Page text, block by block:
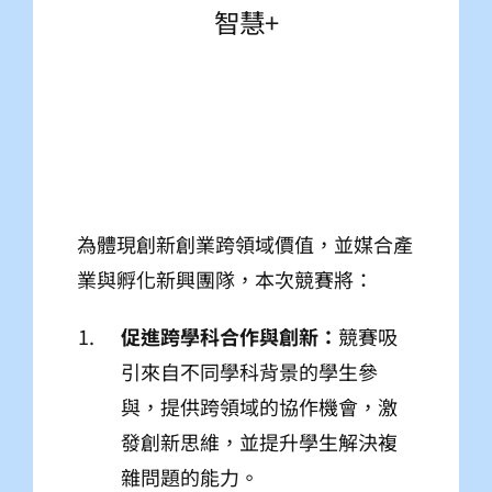
智慧+
為體現創新創業跨領域價值，並媒合產
業與孵化新興團隊，本次競賽將：
促進跨學科合作與創新： 競賽吸
引來自不同學科背景的學生參
與，提供跨領域的協作機會，激
發創新思維，並提升學生解決複
雜問題的能力。